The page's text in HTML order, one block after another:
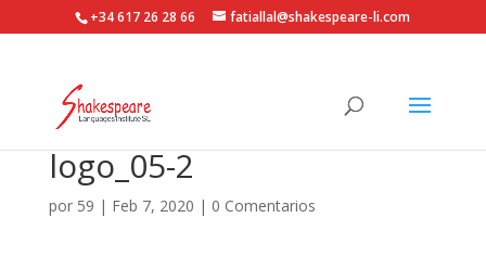
+34 617 26 28 66 fatiallal@shakespeare-li.com
logo_05-2
por 59 | Feb 7, 2020 | 0 Comentarios